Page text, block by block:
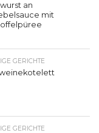
an
mit
GERICHTE
GERICHTE